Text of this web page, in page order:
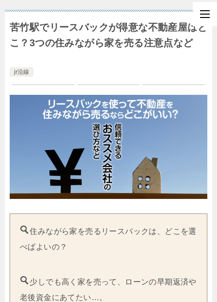
苦竹駅でリースバックが得意な不動産屋はど
こ？3つの住みながら家を売る注意点など
jr沿線
住みながら家を売るリースバックは、どこを選
べばよいの？
少しでも高く家を売って、ローンの早期返済や
老後資金にあてたい…。